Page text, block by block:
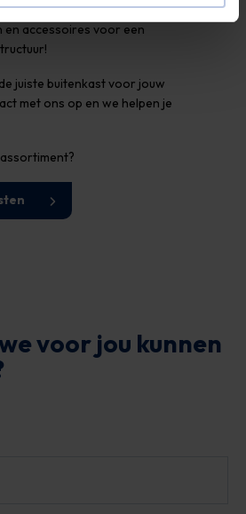
we hoogwaardige kunststof
en accessoires voor een
juiste buitenkast voor jouw
met ons op en we helpen je
voor jou kunnen